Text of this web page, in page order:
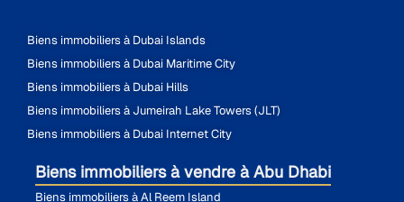
Biens immobiliers à Dubai Islands
Biens immobiliers à Dubai Maritime City
Biens immobiliers à Dubai Hills
Biens immobiliers à Jumeirah Lake Towers (JLT)
Biens immobiliers à Dubai Internet City
Biens immobiliers à vendre à Abu Dhabi
Biens immobiliers à Al Reem Island